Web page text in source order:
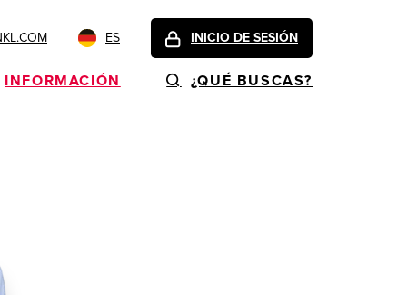
ES INICIO DE SESIÓN
INFORMACIÓN ¿QUÉ BUSCAS?